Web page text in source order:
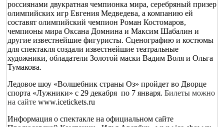
россиянами двукратная чемпионка мира, серебряный призер
олимпийских игр Евгения Медведева, а компанию ей
составят олимпийский чемпион Роман Костомаров,
чемпионы мира Оксана Домнина и Максим Шабалин и
другие известнейшие фигуристы. Сценографию и костюмы
для спектакля создали известнейшие театральные
художники, обладатели Золотой маски Вадим Воля и Ольга
Тумакова.
Ледовое шоу «Волшебник страны Оз» пройдет во Дворце
спорта «Лужники» с 29 декабря  по 7 января. Билеты можно
на сайте www.icetickets.ru
Информация о спектакле на официальном сайте